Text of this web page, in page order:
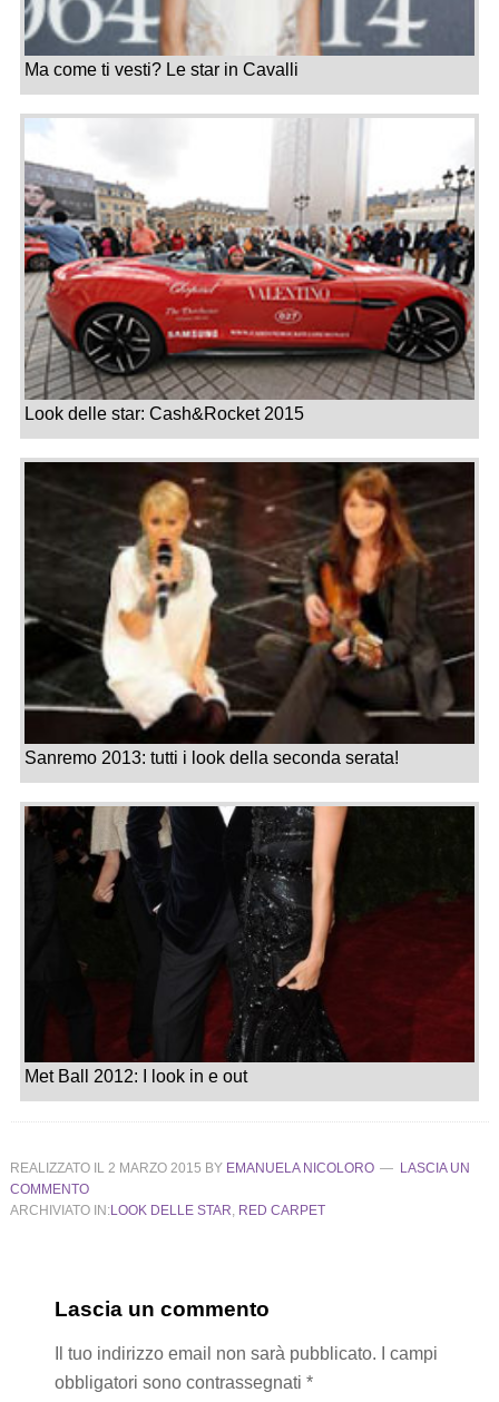
Ma come ti vesti? Le star in Cavalli
Look delle star: Cash&Rocket 2015
Sanremo 2013: tutti i look della seconda serata!
Met Ball 2012: I look in e out
REALIZZATO IL 2 MARZO 2015 BY EMANUELA NICOLORO
LASCIA UN
COMMENTO
ARCHIVIATO IN:LOOK DELLE STAR, RED CARPET
Lascia un commento
Il tuo indirizzo email non sarà pubblicato.
I campi
obbligatori sono contrassegnati *